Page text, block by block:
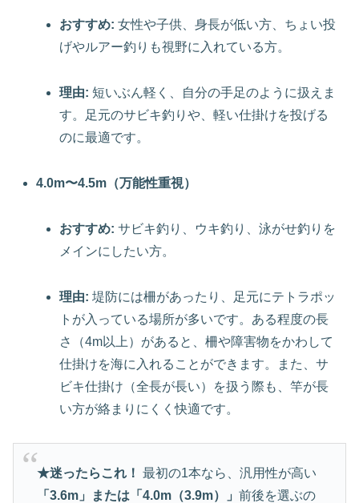
おすすめ: 女性や子供、身長が低い方、ちょい投
げやルアー釣りも視野に入れている方。
理由: 短いぶん軽く、自分の手足のように扱えま
す。足元のサビキ釣りや、軽い仕掛けを投げる
のに最適です。
4.0m〜4.5m（万能性重視）
おすすめ: サビキ釣り、ウキ釣り、泳がせ釣りを
メインにしたい方。
理由: 堤防には柵があったり、足元にテトラポッ
トが入っている場所が多いです。ある程度の長
さ（4m以上）があると、柵や障害物をかわして
仕掛けを海に入れることができます。また、サ
ビキ仕掛け（全長が長い）を扱う際も、竿が長
い方が絡まりにくく快適です。
★迷ったらこれ！ 最初の1本なら、汎用性が高い
「3.6m」または「4.0m（3.9m）」 前後を選ぶの